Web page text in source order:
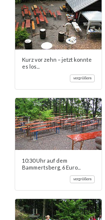
Kurz vor zehn – jetzt konnte
es los...
vergrößern
10:30 Uhr auf dem
Bammertsberg, 6 Euro...
vergrößern